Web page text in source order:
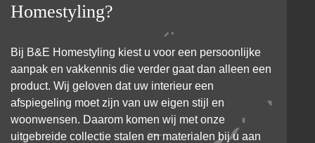
Homestyling?
Bij B&E Homestyling kiest u voor een persoonlijke
aanpak en vakkennis die verder gaat dan alleen een
product. Wij geloven dat uw interieur een
afspiegeling moet zijn van uw eigen stijl en
woonwensen. Daarom komen wij met onze
uitgebreide collectie stalen en materialen bij u aan